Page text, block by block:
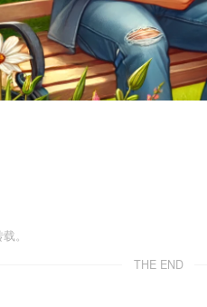
。
THE END